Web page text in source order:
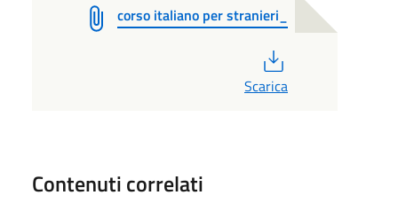
corso italiano per stranieri_
Scarica
Contenuti correlati